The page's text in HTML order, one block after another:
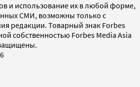
и использование их в любой форме,
СМИ, возможны только с
редакции. Товарный знак Forbes
собственностью Forbes Media Asia